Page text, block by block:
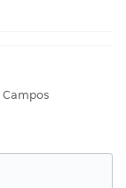
Campos